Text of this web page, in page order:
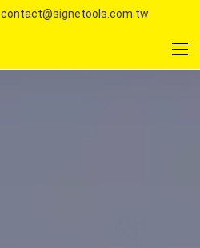
contact@signetools.com.tw